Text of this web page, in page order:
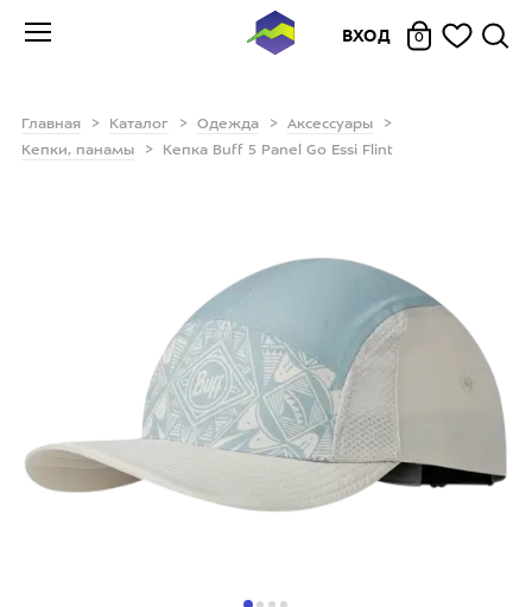
ВХОД 0
Главная Каталог Одежда
Аксессуары
Кепки, панамы
Кепка Buff 5 Panel Go Essi Flint